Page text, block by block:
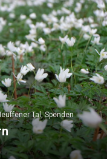
Tal,Spenden